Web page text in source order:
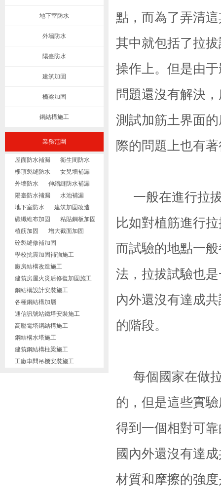
地下室防水
外墻防水
陽臺防水
建筑加固
橋梁加固
鋼結構施工
業務范圍
屋面防水補漏
衛生間防水
樓頂裂縫防水
女兒墻補漏
外墻防水
伸縮縫防水補漏
陽臺防水補漏
水池補漏
地下室防水
建筑加固改造
碳纖維布加固
粘貼鋼板加固
植筋加固
增大截面加固
砼裂縫修補加固
學校抗震加固補強施工
廠房結構改造施工
建筑房屋火災后修復加固施工
鋼結構設計安裝施工
各種鋼結構加層
通信訊號站鐵塔安裝施工
高壓電塔鋼結構施工
鋼結構水塔施工
建筑鋼結構柱梁施工
工廠車間吊機安裝施工
點，而為了弄清
其中就包括了拉
操作上。但是由
問題還沒有解決
測試加筋土界面
際的問題上也有
一般在進行拉拔
比如對植筋進行
而試驗的地點一
法，拉拔試驗也
內外還沒有達成
的階段。
每個國家在做拉
的，但是這些實
得到一個相對可
國內外還沒有達
材質和摩擦的強